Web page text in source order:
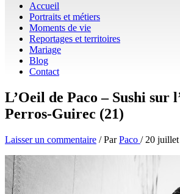
Accueil
Portraits et métiers
Moments de vie
Reportages et territoires
Mariage
Blog
Contact
L’Oeil de Paco – Sushi sur
Perros-Guirec (21)
Laisser un commentaire / ParPaco / 20